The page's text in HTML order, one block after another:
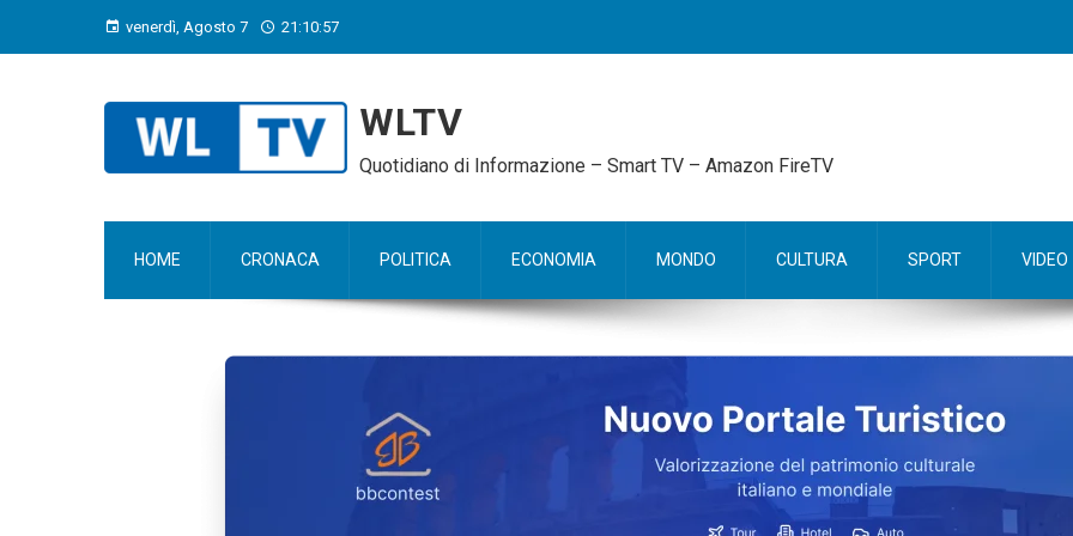
venerdì, Agosto 7 21:10:58
WLTV
Quotidiano di Informazione – Smart TV – Amazon FireTV
HOME CRONACA POLITICA ECONOMIA MONDO CULTURA SPORT VIDEO